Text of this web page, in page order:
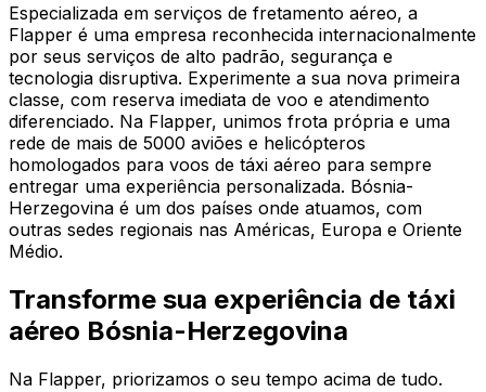
Especializada em serviços de fretamento aéreo, a
Flapper é uma empresa reconhecida internacionalmente
por seus serviços de alto padrão, segurança e
tecnologia disruptiva. Experimente a sua nova primeira
classe, com reserva imediata de voo e atendimento
diferenciado. Na Flapper, unimos frota própria e uma
rede de mais de 5000 aviões e helicópteros
homologados para voos de táxi aéreo para sempre
entregar uma experiência personalizada. Bósnia-
Herzegovina é um dos países onde atuamos, com
outras sedes regionais nas Américas, Europa e Oriente
Médio.
Transforme sua experiência de táxi
aéreo Bósnia-Herzegovina
Na Flapper, priorizamos o seu tempo acima de tudo.